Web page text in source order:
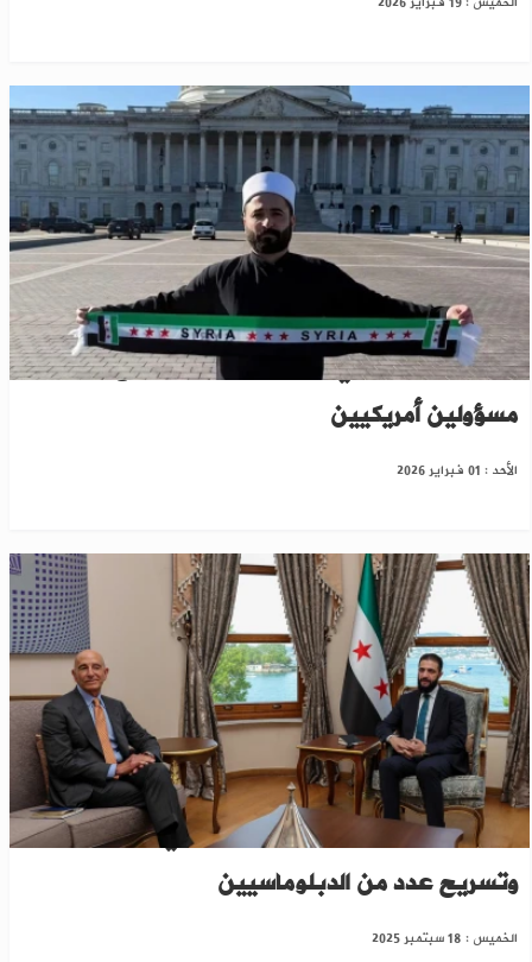
سليمان عبد الباقي يتحدث عن لقاءاته مع
مسؤولين أمريكيين
الأحد : 01 فبراير 2026
واشنطن تعيد هيكلة فريقها المعني بسوريا
وتسريح عدد من الدبلوماسيين
الخميس : 18 سبتمبر 2025